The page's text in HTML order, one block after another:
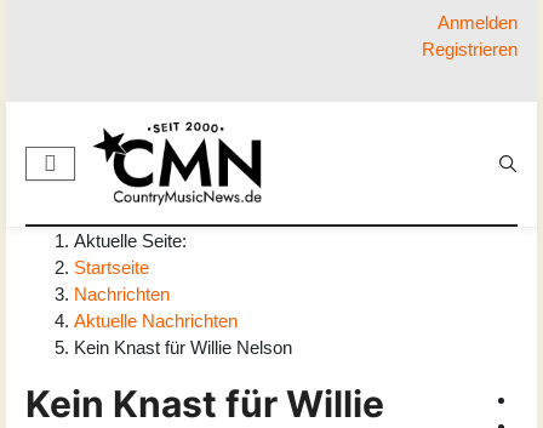
Anmelden
Registrieren
Aktuelle Seite:
Startseite
Nachrichten
Aktuelle Nachrichten
Kein Knast für Willie Nelson
Kein Knast für Willie